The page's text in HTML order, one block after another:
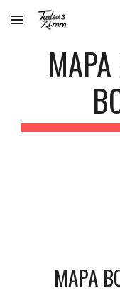
Skip to main content